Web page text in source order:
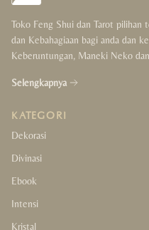
Toko Feng Shui dan Tarot pilihan
dan Kebahagiaan bagi anda dan
Keberuntungan, Maneki Neko
Selengkapnya
KATEGORI
Dekorasi
Divinasi
Ebook
Intensi
Kristal